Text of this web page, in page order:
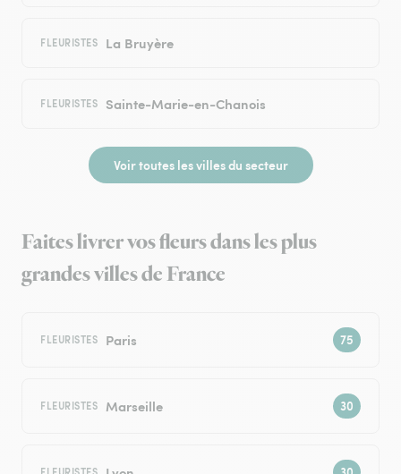
FLEURISTES La Bruyère
FLEURISTES Sainte-Marie-en-Chanois
Voir toutes les villes du secteur
Faites livrer vos fleurs dans les plus
grandes villes de France
FLEURISTES Paris
FLEURISTES Marseille